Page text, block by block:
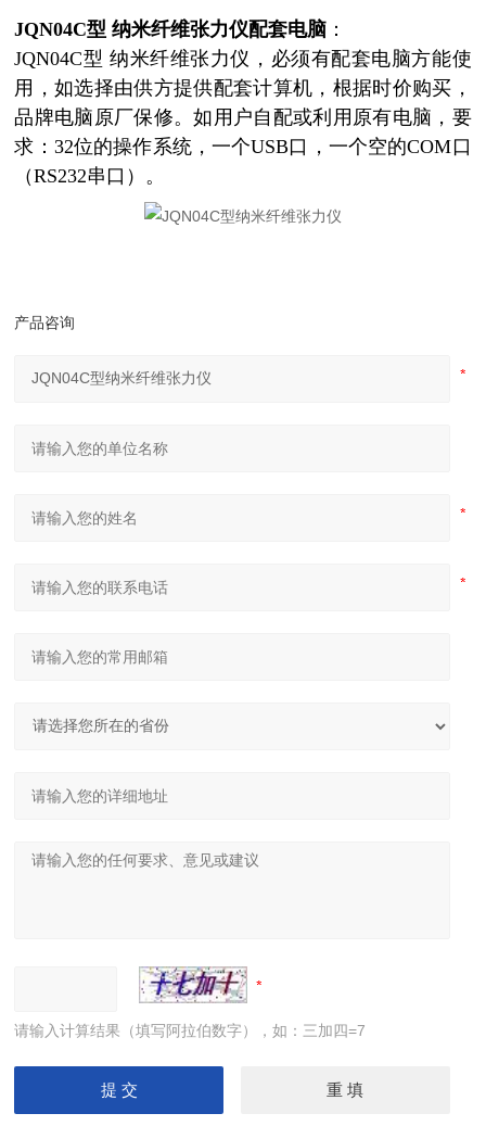
JQN04C型 纳米纤维张力仪配套电脑 ：
JQN04C型 纳米纤维张力仪，必须有配套电脑方能使
用 ，如选择由供方提供配套计算机，根据时价购买，
品牌电脑原厂保修。如 用户自配或利用原有电脑，要
求：32位的操作系统，一个USB口，一个空的COM口
（RS232串口）。
产品咨询
请输入计算结果（填写阿拉伯数字），如：三加四=7